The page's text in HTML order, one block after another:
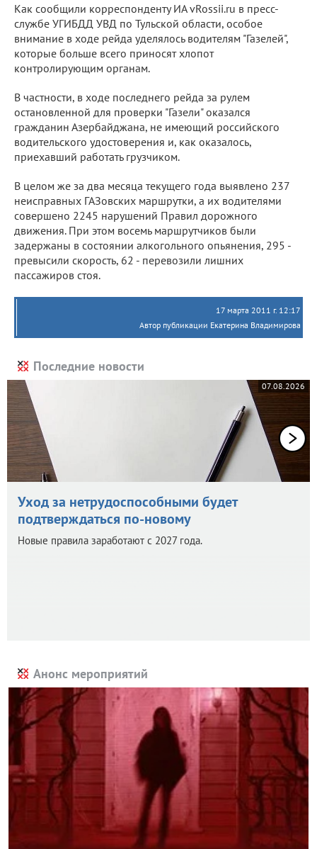
Как сообщили корреспонденту ИА vRossii.ru в пресс-
службе УГИБДД УВД по Тульской области, особое
внимание в ходе рейда уделялось водителям "Газелей",
которые больше всего приносят хлопот
контролирующим органам.
В частности, в ходе последнего рейда за рулем
остановленной для проверки "Газели" оказался
гражданин Азербайджана, не имеющий российского
водительского удостоверения и, как оказалось,
приехавший работать грузчиком.
В целом же за два месяца текущего года выявлено 237
неисправных ГАЗовских маршрутки, а их водителями
совершено 2245 нарушений Правил дорожного
движения. При этом восемь маршрутчиков были
задержаны в состоянии алкогольного опьянения, 295 -
превысили скорость, 62 - перевозили лишних
пассажиров стоя.
17 марта 2011 г. 12:17
Автор публикации Екатерина Владимирова
Последние новости
07.08.2026
Уход за нетрудоспособными будет
подтверждаться по-новому
Новые правила заработают с 2027 года.
Анонс мероприятий